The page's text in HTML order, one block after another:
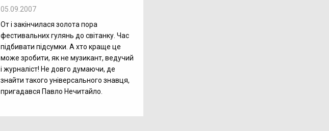
05.09.2007
От і закінчилася золота пора
фестивальних гулянь до світанку. Час
підбивати підсумки. А хто краще це
може зробити, як не музикант, ведучий
і журналіст! Не довго думаючи, де
знайти такого універсального знавця,
пригадався Павло Нечитайло.